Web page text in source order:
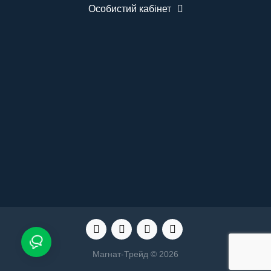
шт. Бездротова кнопка виклику медсестри
Особистий кабінет
Магнат-Трейд © 2026